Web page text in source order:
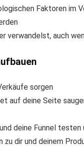
Faktoren im
verwandelst, auch
sorgen
auf deine Seite
deine Funnel
dir und deinem